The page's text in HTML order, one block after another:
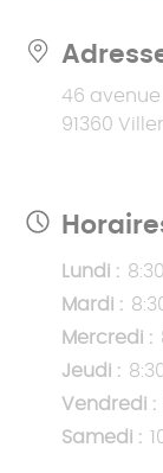
46 avenue
91360
Lundi :
Mardi :
Mercredi :
Jeudi :
Vendredi :
Samedi :